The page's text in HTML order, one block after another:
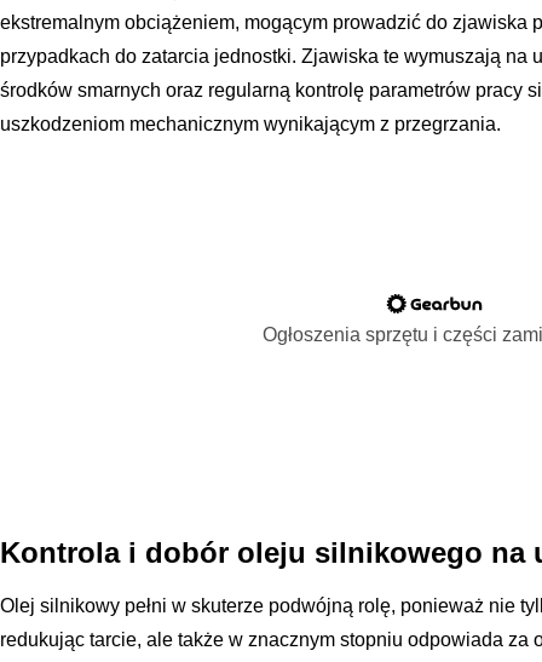
ekstremalnym obciążeniem, mogącym prowadzić do zjawiska
przypadkach do zatarcia jednostki. Zjawiska te wymuszają na
środków smarnych oraz regularną kontrolę parametrów pracy
uszkodzeniom mechanicznym wynikającym z przegrzania.
Ogłoszenia sprzętu i części
Kontrola i dobór oleju silnikowego na
Olej silnikowy pełni w skuterze podwójną rolę, ponieważ nie
redukując tarcie, ale także w znacznym stopniu odpowiada za